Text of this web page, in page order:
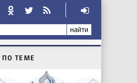
найти
ПО ТЕМЕ